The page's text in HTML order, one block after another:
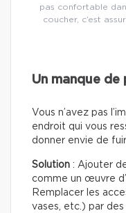
pas confortable
coucher, c’est
Un manque de
Vous n’avez pas
endroit qui vous
donner envie de
Solution : Ajouter
comme un œuvre
Remplacer les
vases, etc.) par